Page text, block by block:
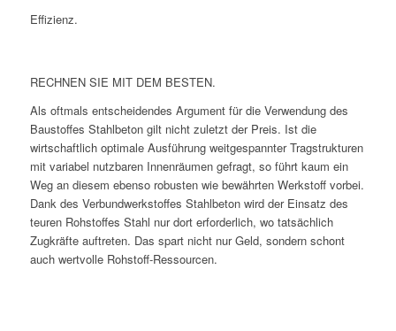
Effizienz.
RECHNEN SIE MIT DEM BESTEN.
Als oftmals entscheidendes Argument für die Verwendung des
Baustoffes Stahlbeton gilt nicht zuletzt der Preis. Ist die
wirtschaftlich optimale Ausführung weitgespannter Tragstrukturen
mit variabel nutzbaren Innenräumen gefragt, so führt kaum ein
Weg an diesem ebenso robusten wie bewährten Werkstoff vorbei.
Dank des Verbundwerkstoffes Stahlbeton wird der Einsatz des
teuren Rohstoffes Stahl nur dort erforderlich, wo tatsächlich
Zugkräfte auftreten. Das spart nicht nur Geld, sondern schont
auch wertvolle Rohstoff-Ressourcen.